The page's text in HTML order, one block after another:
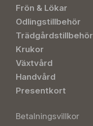
Frön & Lökar
Odlingstillbehör
Trädgårdstillbehör
Krukor
Växtvård
Handvård
Presentkort
Betalningsvillkor